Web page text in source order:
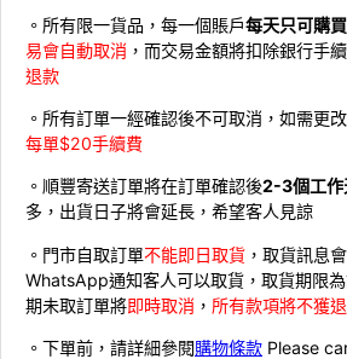
。所有限一貨品，每一個賬戶每天只可購
易會自動取消 ，而交易金額將扣除銀行手
退款
。所有訂單一經確認後不可取消，如需更
每單$20手續費
。順豐寄送訂單將在訂單確認後2-3個工作
多，出貨日子將會延長，希望客人見諒
。門市自取訂單不能即日取貨 ，取貨訊息
WhatsApp通知客人可以取貨，取貨期限
期未取訂單將即時取消 ， 所有款項將不獲
。下單前，請詳細參閱購物條款 Please